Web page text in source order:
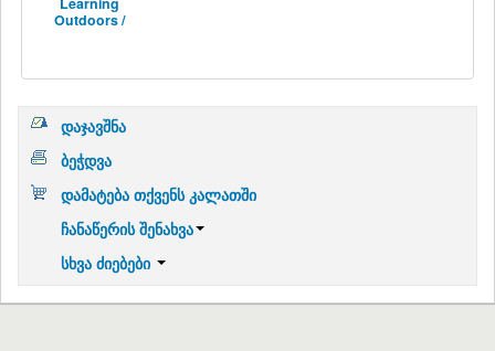
Outdoors /
დაჯავშნა
ბეჭდვა
დამატება თქვენს კალათში
ჩანაწერის შენახვა
სხვა ძიებები